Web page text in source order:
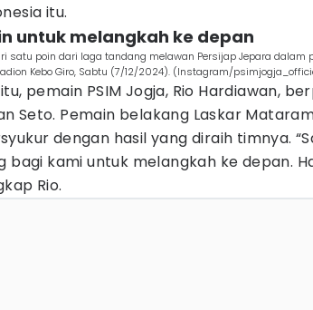
itu.
untuk melangkah ke depan
satu poin dari laga tandang melawan Persijap Jepara dalam
Kebo Giro, Sabtu (7/12/2024). (Instagram/
pemain PSIM Jogja, Rio Hardiawan,
Seto. Pemain belakang Laskar
dengan hasil yang diraih timnya.
bagi kami untuk melangkah ke depan.
Rio.